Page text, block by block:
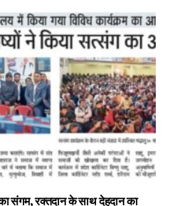
संगम, रक्तदान के साथ देहदान का